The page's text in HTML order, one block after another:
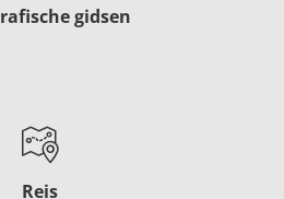
gidsen
Reis